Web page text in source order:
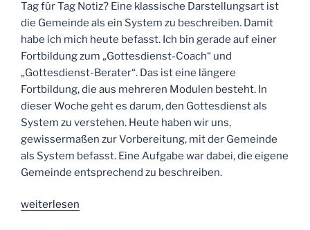
Tag für Tag Notiz? Eine klassische Darstellungsart ist
die Gemeinde als ein System zu beschreiben. Damit
habe ich mich heute befasst. Ich bin gerade auf einer
Fortbildung zum „Gottesdienst-Coach“ und
„Gottesdienst-Berater“. Das ist eine längere
Fortbildung, die aus mehreren Modulen besteht. In
dieser Woche geht es darum, den Gottesdienst als
System zu verstehen. Heute haben wir uns,
gewissermaßen zur Vorbereitung, mit der Gemeinde
als System befasst. Eine Aufgabe war dabei, die eigene
Gemeinde entsprechend zu beschreiben.
„Tag
weiterlesen